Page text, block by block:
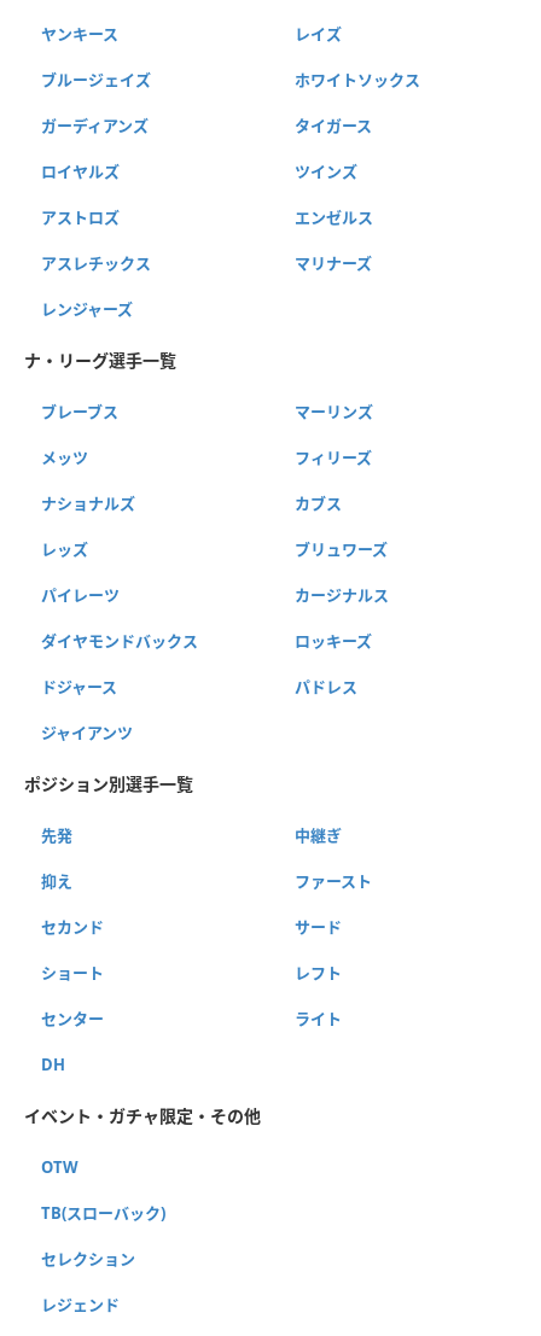
ヤンキース レイズ
ブルージェイズ ホワイトソックス
ガーディアンズ タイガース
ロイヤルズ ツインズ
アストロズ エンゼルス
アスレチックス マリナーズ
レンジャーズ
ナ・リーグ選手一覧
ブレーブス マーリンズ
メッツ フィリーズ
ナショナルズ カブス
レッズ ブリュワーズ
パイレーツ カージナルス
ダイヤモンドバックス ロッキーズ
ドジャース パドレス
ジャイアンツ
ポジション別選手一覧
先発 中継ぎ
抑え ファースト
セカンド サード
ショート レフト
センター ライト
DH
イベント・ガチャ限定・その他
OTW
TB(スローバック)
セレクション
レジェンド